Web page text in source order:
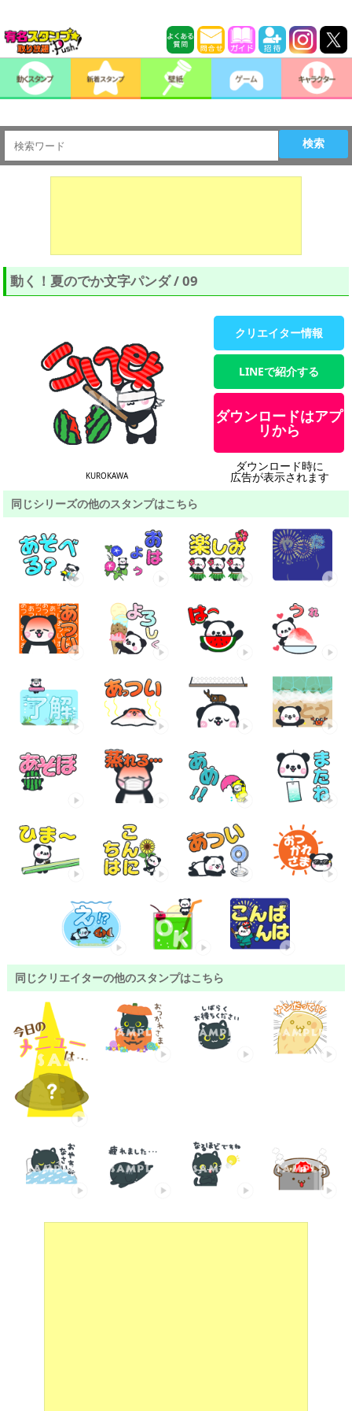
検索
動く！夏のでか文字パンダ / 09
KUROKAWA
クリエイター情報
LINEで紹介する
ダウンロードはアプ
リから
ダウンロード時に
広告が表示されます
同じシリーズの他のスタンプはこちら
同じクリエイターの他のスタンプはこちら